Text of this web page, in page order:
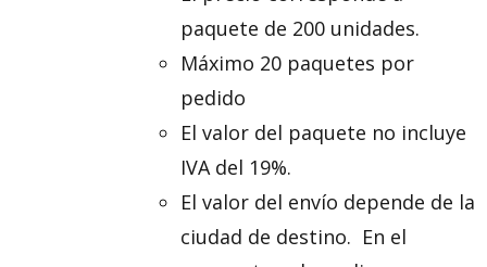
paquete de 200 unidades.
Máximo 20 paquetes por
pedido
El valor del paquete no incluye
IVA del 19%.
El valor del envío depende de la
ciudad de destino. En el